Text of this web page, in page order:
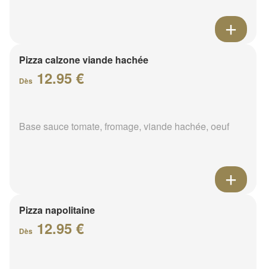
Pizza calzone viande hachée
Dès 12.95 €
Base sauce tomate, fromage, viande hachée, oeuf
Pizza napolitaine
Dès 12.95 €